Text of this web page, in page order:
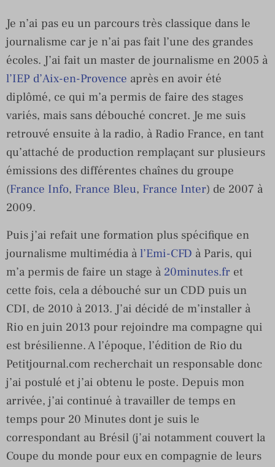
Je n’ai pas eu un parcours très classique dans le
journalisme car je n’ai pas fait l’une des grandes
écoles. J’ai fait un master de journalisme en 2005 à
l’IEP d’Aix-en-Provence après en avoir été
diplômé, ce qui m’a permis de faire des stages
variés, mais sans débouché concret. Je me suis
retrouvé ensuite à la radio, à Radio France, en tant
qu’attaché de production remplaçant sur plusieurs
émissions des différentes chaînes du groupe
(France Info, France Bleu, France Inter) de 2007 à
2009.
Puis j’ai refait une formation plus spécifique en
journalisme multimédia à l’Emi-CFD à Paris, qui
m’a permis de faire un stage à 20minutes.fr et
cette fois, cela a débouché sur un CDD puis un
CDI, de 2010 à 2013. J’ai décidé de m’installer à
Rio en juin 2013 pour rejoindre ma compagne qui
est brésilienne. A l’époque, l’édition de Rio du
Petitjournal.com recherchait un responsable donc
j’ai postulé et j’ai obtenu le poste. Depuis mon
arrivée, j’ai continué à travailler de temps en
temps pour 20 Minutes dont je suis le
correspondant au Brésil (j’ai notamment couvert la
Coupe du monde pour eux en compagnie de leurs